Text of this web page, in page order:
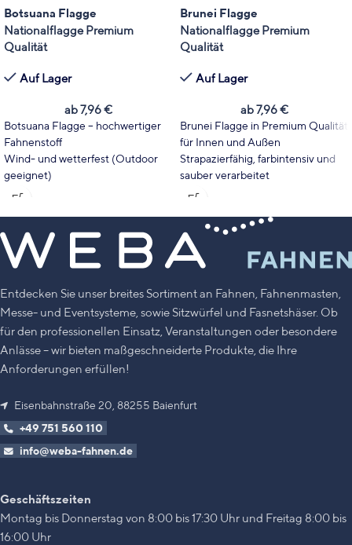
Botsuana Flagge
Nationalflagge Premium
Qualität
Auf Lager
ab7,96€
Botsuana Flagge – hochwertiger
Fahnenstoff
Wind- und wetterfest (Outdoor
geeignet)
Wählen Sie Fahnentyp und Größe
UV-Stabilität
Made in Germany
Brunei Flagge
Nationalflagge Premium
Qualität
Auf Lager
ab7,96€
Brunei Flagge in Premium Qualität
für Innen und Außen
Strapazierfähig, farbintensiv und
sauber verarbeitet
Wählen Sie Format und Größe
Dekoration
Leuchtende Farben mit hoher
UV-Stabilität
Entdecken Sie unser breites Sortiment an Fahnen, Fahnenmasten,
Messe- und Eventsysteme, sowie Sitzwürfel und Fasnetshäser. Ob
für den professionellen Einsatz, Veranstaltungen oder besondere
Anlässe – wir bieten maßgeschneiderte Produkte, die Ihre
Anforderungen erfüllen!
Eisenbahnstraße 20, 88255 Baienfurt
+49 751 560 110
info@weba-fahnen.de
Geschäftszeiten
Montag bis Donnerstag von 8:00 bis 17:30 Uhr und Freitag 8:00 bis
16:00 Uhr